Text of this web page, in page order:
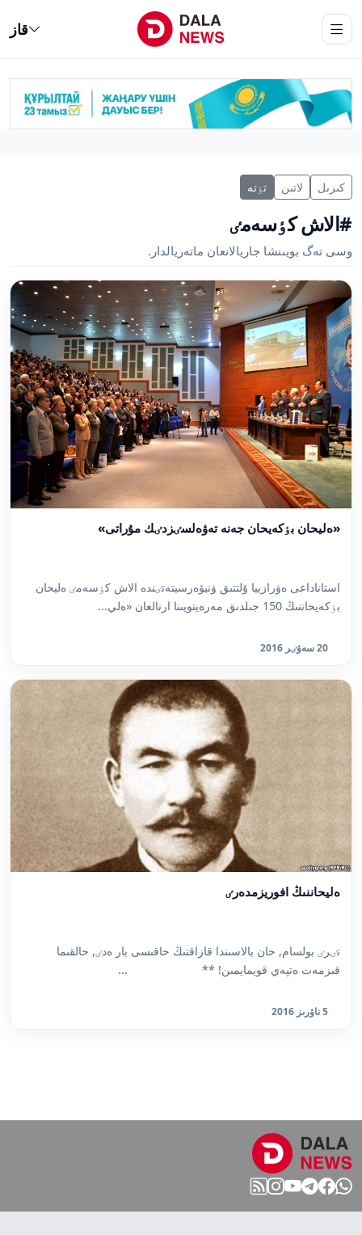
قاز
كىرىل لاتىن تٶتە
#الاش كٶسەمٸ
وسى تەگ بويىنشا جاريالانعان ماتەريالدار.
«ەليحان بٶكەيحان جەنە تەۋەلسٸزدٸك مۇراتى»
استاناداعى ەۋرازييا ۇلتتىق ۋنيۆەرسيتەتٸندە الاش كٶسەمٸ ەليحان
بٶكەيحاننىڭ 150 جىلدىق مەرەيتويىنا ارنالعان «ەلي...
20 سەۋٸر 2016
ەليحاننىڭ افوريزمدەرٸ
تٸرٸ بولسام, حان بالاسىندا قازاقتىڭ حاقىسى بار ەدٸ, حالقىما
قىزمەت ەتپەي قويمايمىن! ** ...
5 ناۋرىز 2016